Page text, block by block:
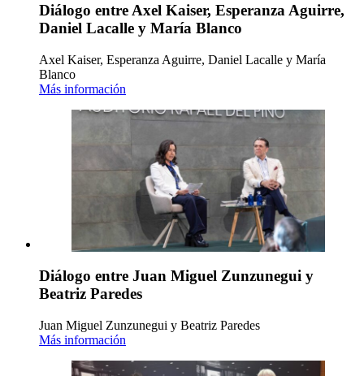
Diálogo entre Axel Kaiser, Esperanza Aguirre,
Daniel Lacalle y María Blanco
Axel Kaiser, Esperanza Aguirre, Daniel Lacalle y María
Blanco
Más información
Diálogo entre Juan Miguel Zunzunegui y
Beatriz Paredes
Juan Miguel Zunzunegui y Beatriz Paredes
Más información